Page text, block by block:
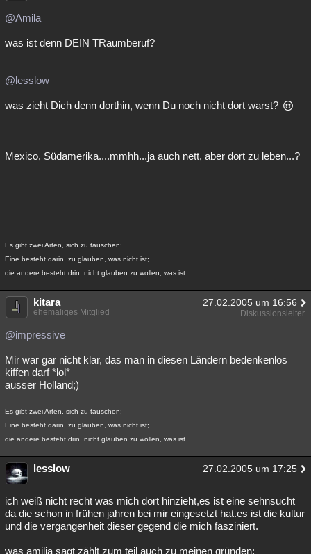
@Amila
was ist denn DEIN TRaumberuf?
@lesslow
was zieht Dich denn dorthin, wenn Du noch nicht dort warst?
Mexico, Südamerika....mmhh...ja auch nett, aber dort zu leben...?
Es gibt zwei Arten, sich zu täuschen:
Eine besteht darin, zu glauben, was nicht ist;
die andere besteht drin, nicht glauben zu wollen, was ist.
kitara 27.02.2005 um 16:56
ehemaliges Mitglied Diskussionsleiter
@impressive
Mir war gar nicht klar, das man in diesen Ländern bedenkenlos
kiffen darf *lol*
ausser Holland;)
Es gibt zwei Arten, sich zu täuschen:
Eine besteht darin, zu glauben, was nicht ist;
die andere besteht drin, nicht glauben zu wollen, was ist.
lesslow 27.02.2005 um 17:25
ich weiß nicht recht was mich dort hinzieht,es ist eine sehnsucht
da die schon in frühen jahren bei mir eingesetzt hat.es ist die kultur
und die vergangenheit dieser gegend die mich fasziniert.
was amilia sagt zählt zum teil auch zu meinen gründen: